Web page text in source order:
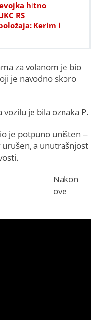
hitno
RS
Kerim i
za volanom je bio
je navodno skoro
je bila oznaka P.
je potpuno uništen –
a unutrašnjost
Nakon
ove